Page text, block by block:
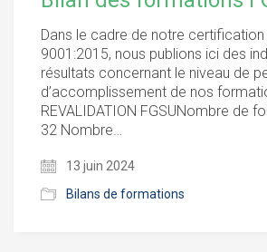
Dans le cadre de notre certification
9001:2015, nous publions ici des
résultats concernant le niveau de
d’accomplissement de nos
REVALIDATION FGSUNombre de
32 Nombre…
13 juin 2024
Bilans de formations